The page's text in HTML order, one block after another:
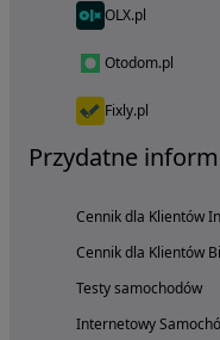
OLX.pl
Otodom.pl
Fixly.pl
Przydatne
Cennik dla Klientów
Cennik dla Klientów
Testy samochodów
Internetowy